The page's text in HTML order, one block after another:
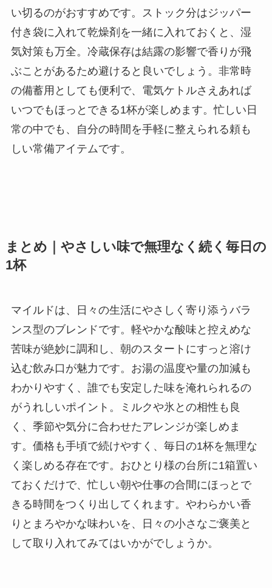
い切るのがおすすめです。ストック分はジッパー
付き袋に入れて乾燥剤を一緒に入れておくと、湿
気対策も万全。冷蔵保存は結露の影響で香りが飛
ぶことがあるため避けると良いでしょう。非常時
の備蓄用としても便利で、電気ケトルさえあれば
いつでもほっとできる1杯が楽しめます。忙しい日
常の中でも、自分の時間を手軽に整えられる頼も
しい常備アイテムです。
まとめ｜やさしい味で無理なく続く毎日の
1杯
マイルドは、日々の生活にやさしく寄り添うバラ
ンス型のブレンドです。軽やかな酸味と控えめな
苦味が絶妙に調和し、朝のスタートにすっと溶け
込む飲み口が魅力です。お湯の温度や量の加減も
わかりやすく、誰でも安定した味を淹れられるの
がうれしいポイント。ミルクや氷との相性も良
く、季節や気分に合わせたアレンジが楽しめま
す。価格も手頃で続けやすく、毎日の1杯を無理な
く楽しめる存在です。おひとり様の台所に1箱置い
ておくだけで、忙しい朝や仕事の合間にほっとで
きる時間をつくり出してくれます。やわらかい香
りとまろやかな味わいを、日々の小さなご褒美と
して取り入れてみてはいかがでしょうか。